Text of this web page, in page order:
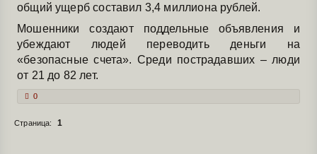
общий ущерб составил 3,4 миллиона рублей.
Мошенники создают поддельные объявления и
убеждают людей переводить деньги на
«безопасные счета». Среди пострадавших – люди
от 21 до 82 лет.
0
Страница: 1